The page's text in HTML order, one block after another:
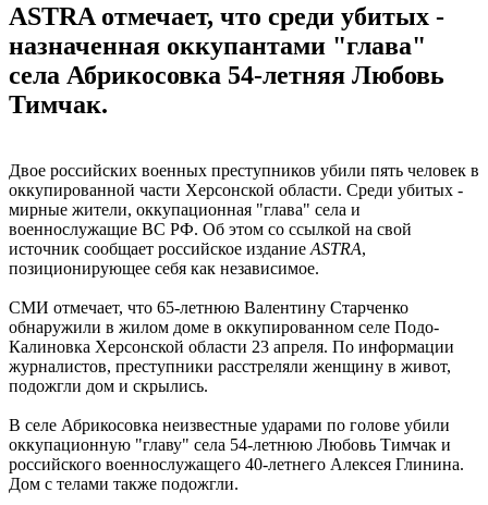
ASTRA отмечает, что среди убитых -
назначенная оккупантами "глава"
села Абрикосовка 54-летняя Любовь
Тимчак.
Двое российских военных преступников убили пять человек в
оккупированной части Херсонской области. Среди убитых -
мирные жители, оккупационная "глава" села и
военнослужащие ВС РФ. Об этом со ссылкой на свой
источник сообщает российское издание ASTRA,
позиционирующее себя как независимое.
СМИ отмечает, что 65-летнюю Валентину Старченко
обнаружили в жилом доме в оккупированном селе Подо-
Калиновка Херсонской области 23 апреля. По информации
журналистов, преступники расстреляли женщину в живот,
подожгли дом и скрылись.
В селе Абрикосовка неизвестные ударами по голове убили
оккупационную "главу" села 54-летнюю Любовь Тимчак и
российского военнослужащего 40-летнего Алексея Глинина.
Дом с телами также подожгли.